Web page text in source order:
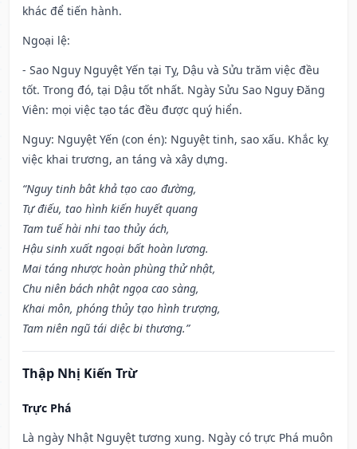
khác để tiến hành.
Ngoại lệ:
- Sao Nguy Nguyệt Yến tại Tỵ, Dậu và Sửu trăm việc đều
tốt. Trong đó, tại Dậu tốt nhất. Ngày Sửu Sao Nguy Đăng
Viên: mọi việc tạo tác đều được quý hiển.
Nguy: Nguyệt Yến (con én): Nguyệt tinh, sao xấu. Khắc kỵ
việc khai trương, an táng và xây dựng.
“Nguy tinh bât khả tạo cao đường,
Tự điếu, tao hình kiến huyết quang
Tam tuế hài nhi tao thủy ách,
Hậu sinh xuất ngoại bất hoàn lương.
Mai táng nhược hoàn phùng thử nhật,
Chu niên bách nhật ngọa cao sàng,
Khai môn, phóng thủy tạo hình trượng,
Tam niên ngũ tái diệc bi thương.”
Thập Nhị Kiến Trừ
Trực Phá
Là ngày Nhật Nguyệt tương xung. Ngày có trực Phá muôn